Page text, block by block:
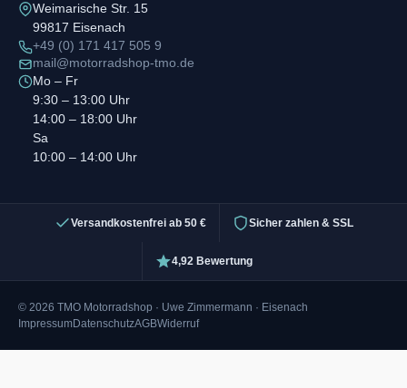
Weimarische Str. 15
99817 Eisenach
+49 (0) 171 417 505 9
mail@motorradshop-tmo.de
Mo – Fr
9:30 – 13:00 Uhr
14:00 – 18:00 Uhr
Sa
10:00 – 14:00 Uhr
Versandkostenfrei ab 50 € Sicher zahlen & SSL
4,92 Bewertung
© 2026 TMO Motorradshop · Uwe Zimmermann · Eisenach
ImpressumDatenschutzAGBWiderruf